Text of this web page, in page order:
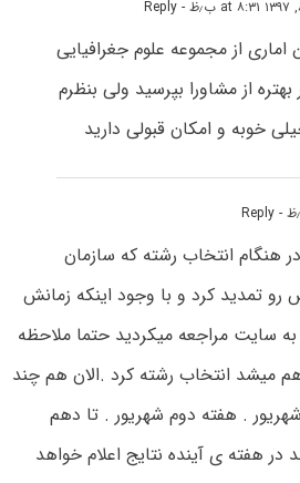
- Reply
از مجموعه علوم جغرافیایی
از مشاورا بپرسید ولی بنظرم
خوبه و امکان قبولی دارید
- Reply
هنگام انتخاب رشته که سازمان
تمدید کرد و با وجود اینکه زمانش
به سایت مراجعه میکردید حتما ملاحظه
میشد انتخاب رشته کرد .الان هم چند
. هفته دوم شهریور . تا دهم
در هفته ی آینده نتایج اعلام خواهد